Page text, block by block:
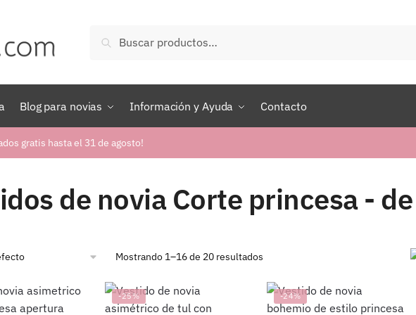
por:
Buscar
Blog para novias Información y Ayuda Contacto
gratis hasta el 31 de agosto!
de novia Corte princesa -
Mostrando 1–16 de 20 resultados
-25% -24%